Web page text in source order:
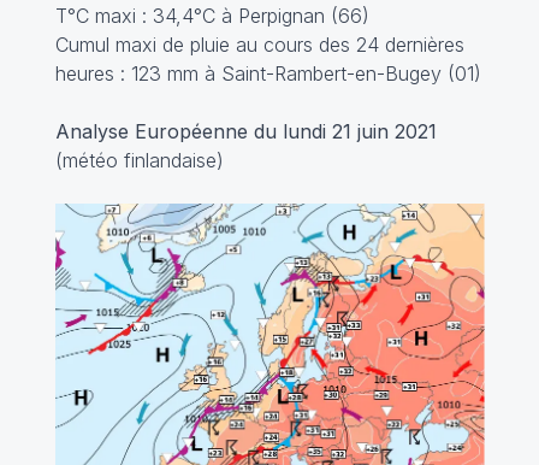
T°C maxi : 34,4°C à Perpignan (66)
Cumul maxi de pluie au cours des 24 dernières
heures : 123 mm à Saint-Rambert-en-Bugey (01)
Analyse Européenne du lundi 21 juin 2021
(météo finlandaise)